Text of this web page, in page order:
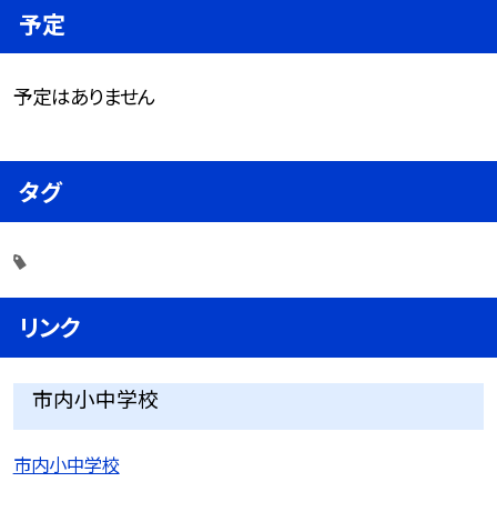
予定
予定はありません
タグ
リンク
市内小中学校
市内小中学校